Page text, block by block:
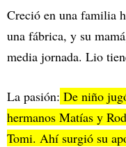
Creció en una familia
una fábrica, y su
media jornada. Lio
La pasión: De niño
hermanos Matías y
Tomi. Ahí surgió su